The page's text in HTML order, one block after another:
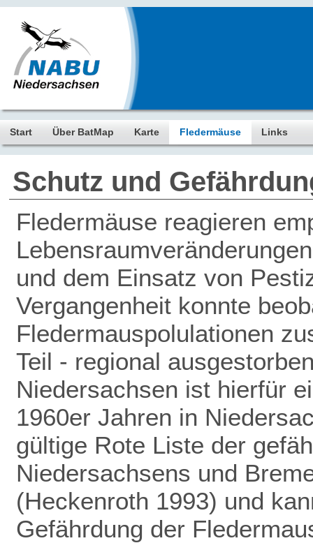
Start Über BatMap Karte Fledermäuse Links
Schutz und
Fledermäuse reagieren
und dem Einsatz von
Vergangenheit konnte
Fledermauspolulationen
Teil - regional
Niedersachsen ist hierfür
1960er Jahren in
gültige Rote Liste der
Niedersachsens und
(Heckenroth 1993) und
Gefährdung der